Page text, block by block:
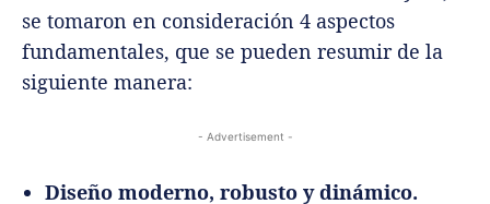
se tomaron en consideración 4 aspectos
fundamentales, que se pueden resumir de la
siguiente manera:
- Advertisement -
Diseño moderno, robusto y dinámico.